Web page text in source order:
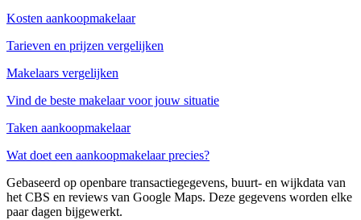
Kosten aankoopmakelaar
Tarieven en prijzen vergelijken
Makelaars vergelijken
Vind de beste makelaar voor jouw situatie
Taken aankoopmakelaar
Wat doet een aankoopmakelaar precies?
Gebaseerd op openbare transactiegegevens, buurt- en wijkdata van
het CBS en reviews van Google Maps. Deze gegevens worden elke
paar dagen bijgewerkt.